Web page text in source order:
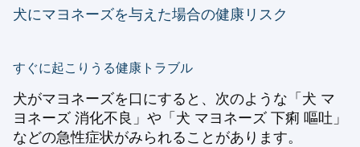
犬にマヨネーズを与えた場合の健康リスク
すぐに起こりうる健康トラブル
犬がマヨネーズを口にすると、次のような「犬 マ
ヨネーズ 消化不良」や「犬 マヨネーズ 下痢 嘔吐」
などの急性症状がみられることがあります。